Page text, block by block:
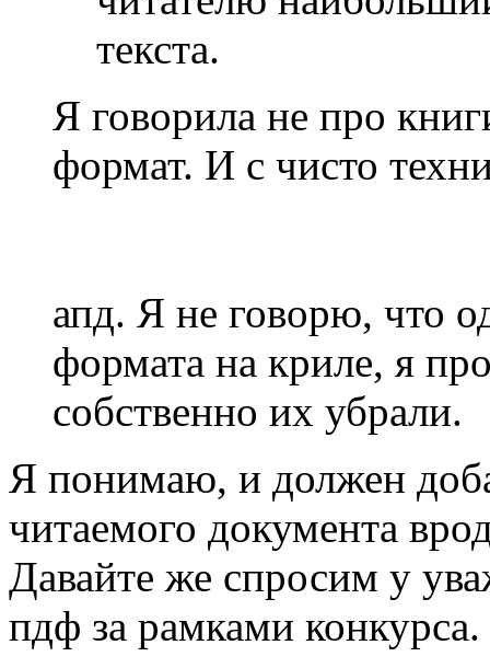
текста.
Я говорила не про
формат. И с чисто
апд. Я не говорю, что
формата на криле, я
собственно их убрали.
Я понимаю, и должен
читаемого документа
Давайте же спросим у
пдф за рамками конкурса.